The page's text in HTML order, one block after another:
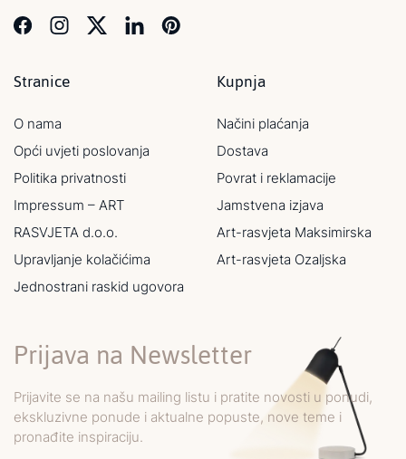
Stranice
O nama
Opći uvjeti poslovanja
Politika privatnosti
Impressum – ART
RASVJETA d.o.o.
Upravljanje kolačićima
Jednostrani raskid ugovora
Kupnja
Načini plaćanja
Dostava
Povrat i reklamacije
Jamstvena izjava
Art-rasvjeta Maksimirska
Art-rasvjeta Ozaljska
Prijava na Newsletter
Prijavite se na našu mailing listu i pratite novosti u ponudi,
ekskluzivne ponude i aktualne popuste, nove teme i
pronađite inspiraciju.